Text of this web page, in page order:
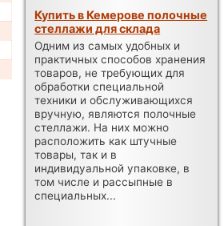
Купить в Кемерове полочные
стеллажи для склада
Одним из самых удобных и
практичных способов хранения
товаров, не требующих для
обработки специальной
техники и обслуживающихся
вручную, являются полочные
стеллажи. На них можно
расположить как штучные
товары, так и в
индивидуальной упаковке, в
том числе и рассыпные в
специальных...